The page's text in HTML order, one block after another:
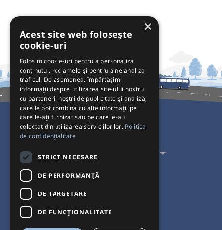
Pentru Călători
Pentru Transportatori
Interacționăm
Acceptăm plăți cu
×
Acest site web folosește
cookie-uri
Folosim cookie-uri pentru a personaliza
conținutul, reclamele și pentru a ne analiza
traficul. De asemenea, împărtășim
informații despre utilizarea site-ului nostru
cu partenerii noștri de publicitate și analiză,
care le pot combina cu alte informații pe
care le-ați furnizat sau pe care le-au
colectat din utilizarea serviciilor lor. Politica
de confidențialitate
STRICT NECESARE
DE PERFORMANȚĂ
DE TARGETARE
DE FUNCŢIONALITATE